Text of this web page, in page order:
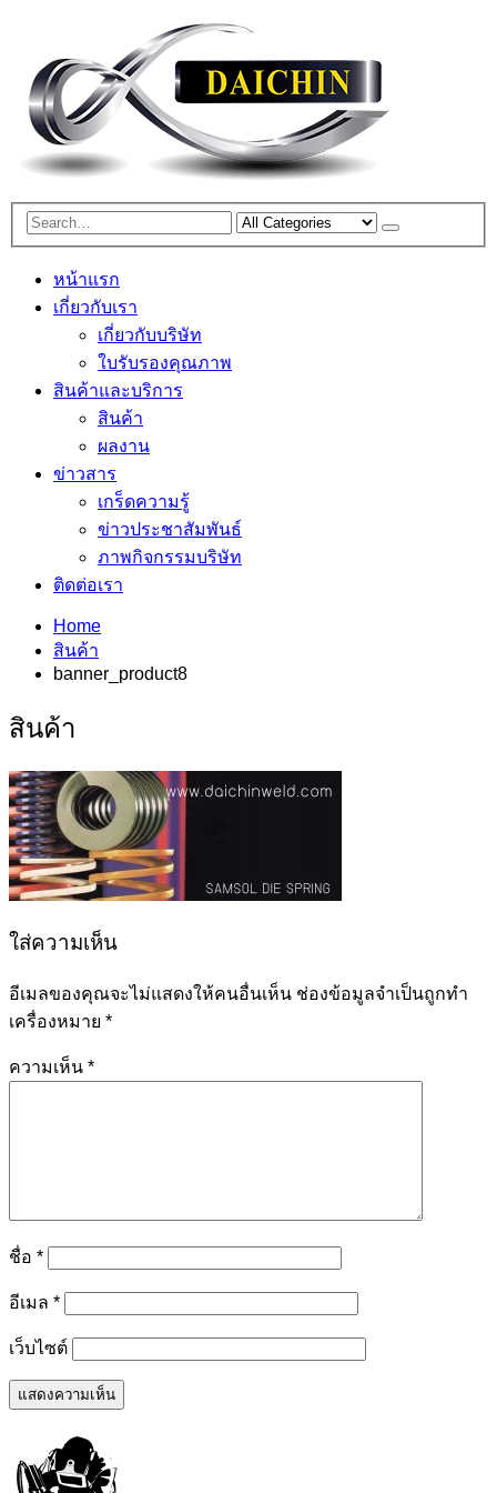
หน้าแรก
เกี่ยวกับเรา
เกี่ยวกับบริษัท
ใบรับรองคุณภาพ
สินค้าและบริการ
สินค้า
ผลงาน
ข่าวสาร
เกร็ดความรู้
ข่าวประชาสัมพันธ์
ภาพกิจกรรมบริษัท
ติดต่อเรา
Home
สินค้า
banner_product8
สินค้า
ใส่ความเห็น
อีเมลของคุณจะไม่แสดงให้คนอื่นเห็น ช่องข้อมูลจำเป็นถูกทำ
เครื่องหมาย *
ความเห็น *
ชื่อ *
อีเมล *
เว็บไซต์